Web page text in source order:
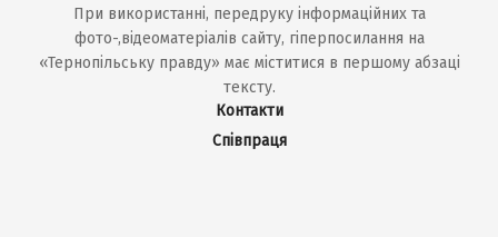
При використанні, передруку інформаційних та
фото-,відеоматеріалів сайту, гіперпосилання на
«Тернопільську правду» має міститися в першому абзаці
тексту.
Контакти
Співпраця